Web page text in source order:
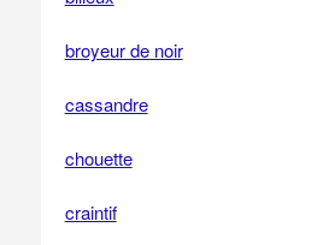
broyeur de noir
cassandre
chouette
craintif